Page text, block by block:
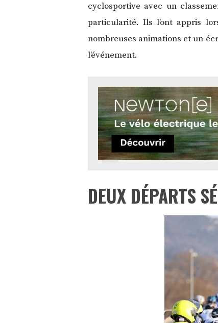
cyclosportive avec un
particularité. Ils l’ont appris
nombreuses animations et un
l’événement.
DEUX DÉPARTS